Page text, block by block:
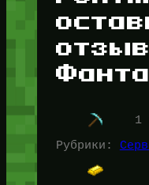
1
Рубрики: